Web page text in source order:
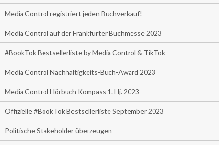
Media Control registriert jeden Buchverkauf!
Media Control auf der Frankfurter Buchmesse 2023
#BookTok Bestsellerliste by Media Control & TikTok
Media Control Nachhaltigkeits-Buch-Award 2023
Media Control Hörbuch Kompass 1. Hj. 2023
Offizielle #BookTok Bestsellerliste September 2023
Politische Stakeholder überzeugen